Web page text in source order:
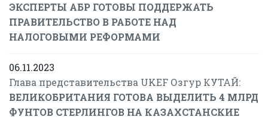
ЭКСПЕРТЫ АБР ГОТОВЫ ПОДДЕРЖАТЬ
ПРАВИТЕЛЬСТВО В РАБОТЕ НАД
НАЛОГОВЫМИ РЕФОРМАМИ
06.11.2023
Глава представительства UKEF Озгур КУТАЙ:
ВЕЛИКОБРИТАНИЯ ГОТОВА ВЫДЕЛИТЬ 4 МЛРД
ФУНТОВ СТЕРЛИНГОВ НА КАЗАХСТАНСКИЕ